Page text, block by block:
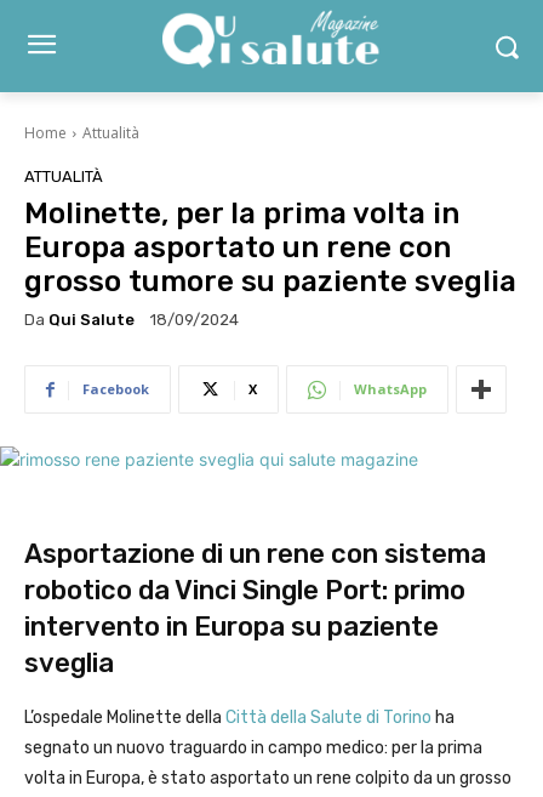
Home Attualità
ATTUALITÀ
Molinette, per la prima volta in
Europa asportato un rene con
grosso tumore su paziente sveglia
Da Qui Salute 18/09/2024
Facebook X WhatsApp
Asportazione di un rene con sistema
robotico da Vinci Single Port: primo
intervento in Europa su paziente
sveglia
L’ospedale Molinette della Città della Salute di Torino ha
segnato un nuovo traguardo in campo medico: per la prima
volta in Europa, è stato asportato un rene colpito da un grosso